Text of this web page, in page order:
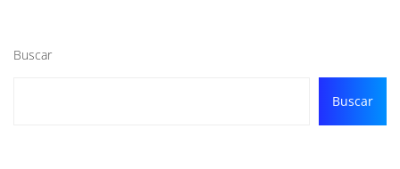
Buscar
Buscar